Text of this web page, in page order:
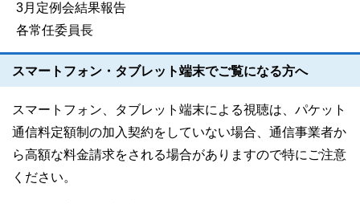
3月定例会結果報告
各常任委員長
スマートフォン・タブレット端末でご覧になる方へ
スマートフォン、タブレット端末による視聴は、パケット
通信料定額制の加入契約をしていない場合、通信事業者か
ら高額な料金請求をされる場合がありますので特にご注意
ください。